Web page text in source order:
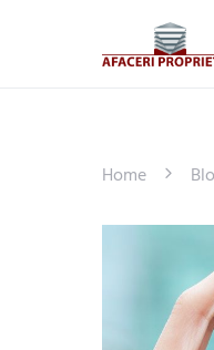
Home